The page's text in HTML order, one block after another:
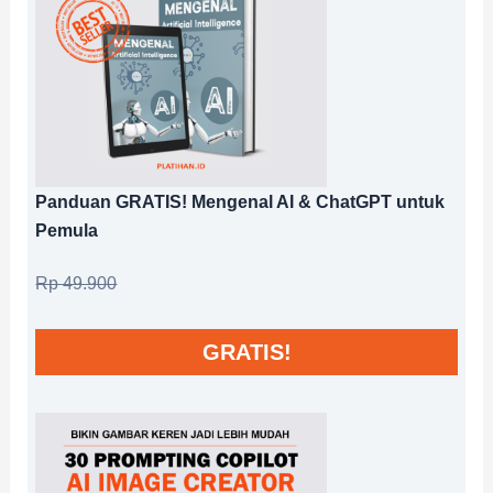
Panduan GRATIS! Mengenal AI & ChatGPT untuk
Pemula
Rp 49.900
GRATIS!